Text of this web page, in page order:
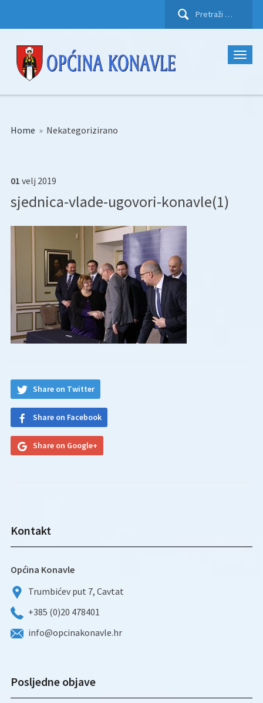
Pretraži:
Home » Nekategorizirano
01 velj 2019
sjednica-vlade-ugovori-konavle(1)
Share on Twitter
Share on Facebook
Share on Google+
Kontakt
Općina Konavle
Trumbićev put 7, Cavtat
+385 (0)20 478401
info@opcinakonavle.hr
Posljedne objave